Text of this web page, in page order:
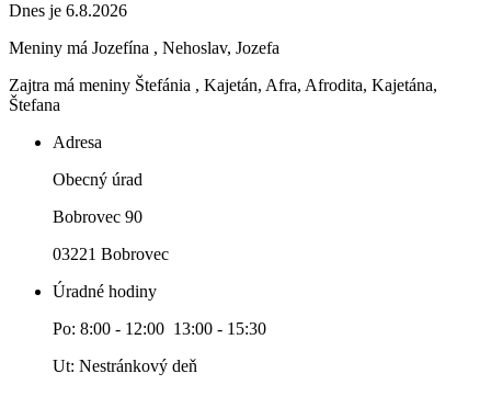
Dnes je 6.8.2026
Meniny má Jozefína , Nehoslav, Jozefa
Zajtra má meniny Štefánia , Kajetán, Afra, Afrodita, Kajetána,
Štefana
Adresa
Obecný úrad
Bobrovec 90
03221 Bobrovec
Úradné hodiny
Po: 8:00 - 12:00 13:00 - 15:30
Ut: Nestránkový deň